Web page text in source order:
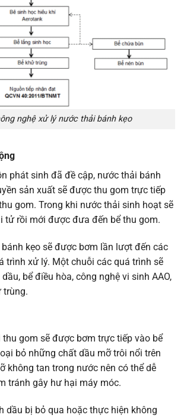
nghệ xử lý nước thải bánh kẹo
phát sinh đã đề cập, nước thải bánh
sản xuất sẽ được thu gom trực tiếp
gom. Trong khi nước thải sinh hoạt sẽ
tử rồi mới được đưa đến bể thu gom.
kẹo sẽ được bơm lần lượt đến các
trình xử lý. Một chuỗi các quá trình sẽ
bể điều hòa, công nghệ vi sinh AAO,
trùng.
gom sẽ được bơm trực tiếp vào bể
bỏ những chất dầu mỡ trôi nổi trên
không tan trong nước nên có thể dễ
tránh gây hư hại máy móc.
dầu bị bỏ qua hoặc thực hiện không